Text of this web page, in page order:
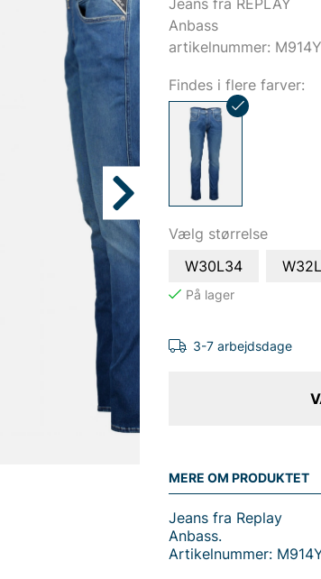
Jeans fra REPLAY
Anbass
artikelnummer:
Findes i flere farver:
Vælg størrelse
W30L34
3-7 arbejdsdage
MERE OM PRODUKTET
Jeans fra Replay
Anbass.
Artikelnummer: